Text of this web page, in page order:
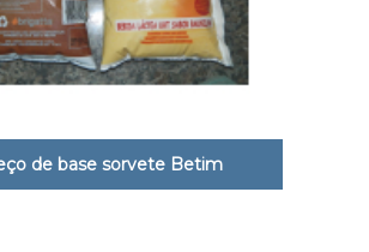
de base sorvete Betim